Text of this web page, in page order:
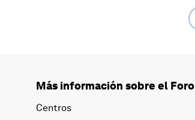
Más información sobre el Foro
Centros